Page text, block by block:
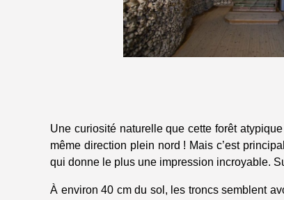
Une curiosité naturelle que cette forêt
même direction plein nord ! Mais c’est
qui donne le plus une impression incroyable.
À environ 40 cm du sol, les troncs semblent